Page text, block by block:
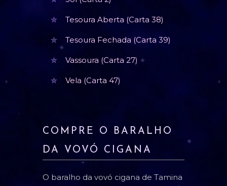
Tesoura Aberta (Carta 38)
Tesoura Fechada (Carta 39)
Vassoura (Carta 27)
Vela (Carta 47)
COMPRE O BARALHO
DA VOVÓ CIGANA
O baralho da vovó cigana de Tamina